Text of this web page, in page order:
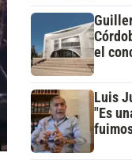
el
Luis
"Es